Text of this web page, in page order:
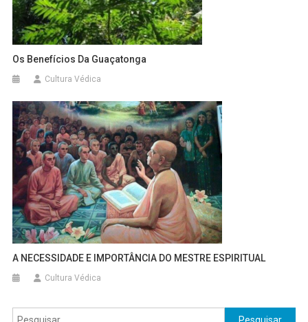
Os Benefícios Da Guaçatonga
Cultura Védica
A NECESSIDADE E IMPORTÂNCIA DO MESTRE ESPIRITUAL
Cultura Védica
Pesquisar